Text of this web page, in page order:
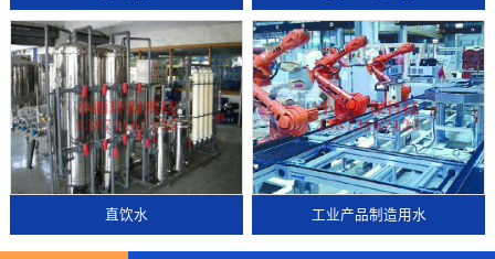
直饮水 工业产品制造用水